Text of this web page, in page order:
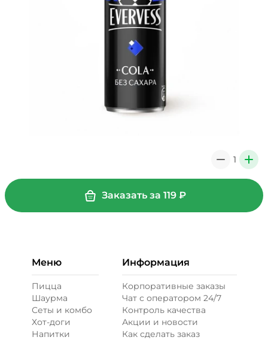
1 +
Заказать за 119 ₽
Меню
Пицца
Шаурма
Сеты и комбо
Хот-доги
Напитки
Информация
Корпоративные заказы
Чат с оператором 24/7
Контроль качества
Акции и новости
Как сделать заказ